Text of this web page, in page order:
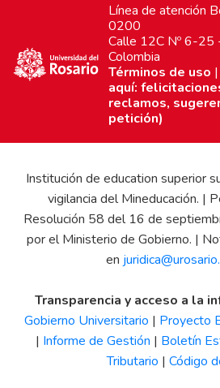
Línea de atención
0200
Calle 12C Nº 6-25
Colombia
Términos de uso |
aquí:
reclamos,
petición)
Institución de education superior
vigilancia del Mineducación. |
Resolución 58 del 16 de
por el Ministerio de Gobierno. |
en
Transparencia y acceso a la
Gobierno Universitario | Proyecto
| Informe de Gestión | Boletín
Tributario | Código